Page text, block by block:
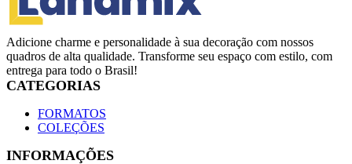
Adicione charme e personalidade à sua decoração com nossos
quadros de alta qualidade. Transforme seu espaço com estilo, com
entrega para todo o Brasil!
CATEGORIAS
FORMATOS
COLEÇÕES
INFORMAÇÕES